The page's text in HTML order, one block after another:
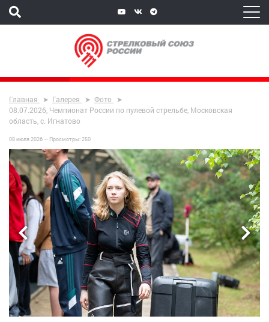
Главная Галерея
Фото
08.07.2026, Чемпионат России по пулевой стрельбе, Московская
область, с. Игнатово
08 июля 2026 — Просмотры:250